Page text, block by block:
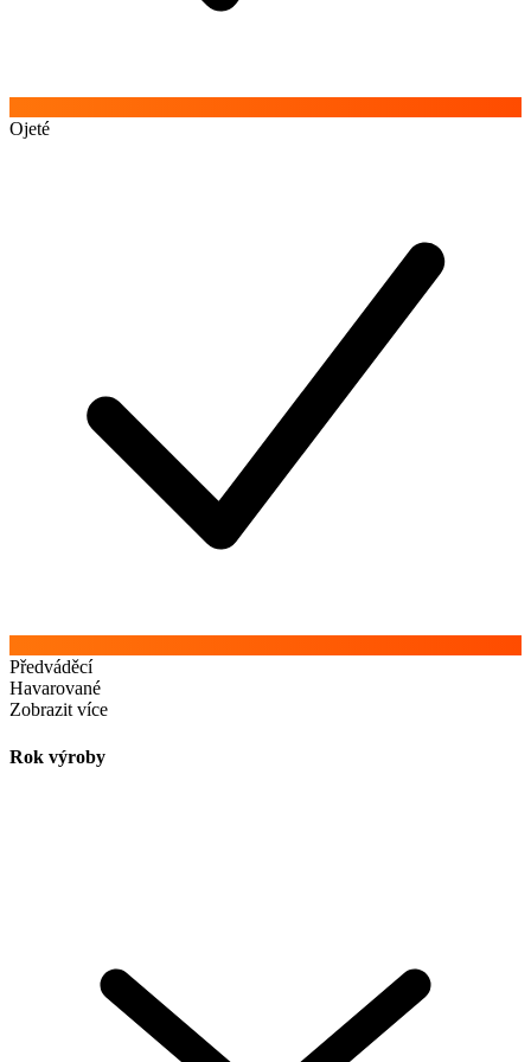
Ojeté
Předváděcí
Havarované
Zobrazit více
Rok výroby